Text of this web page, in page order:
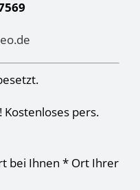
pers.
bei Ihnen * Ort Ihrer